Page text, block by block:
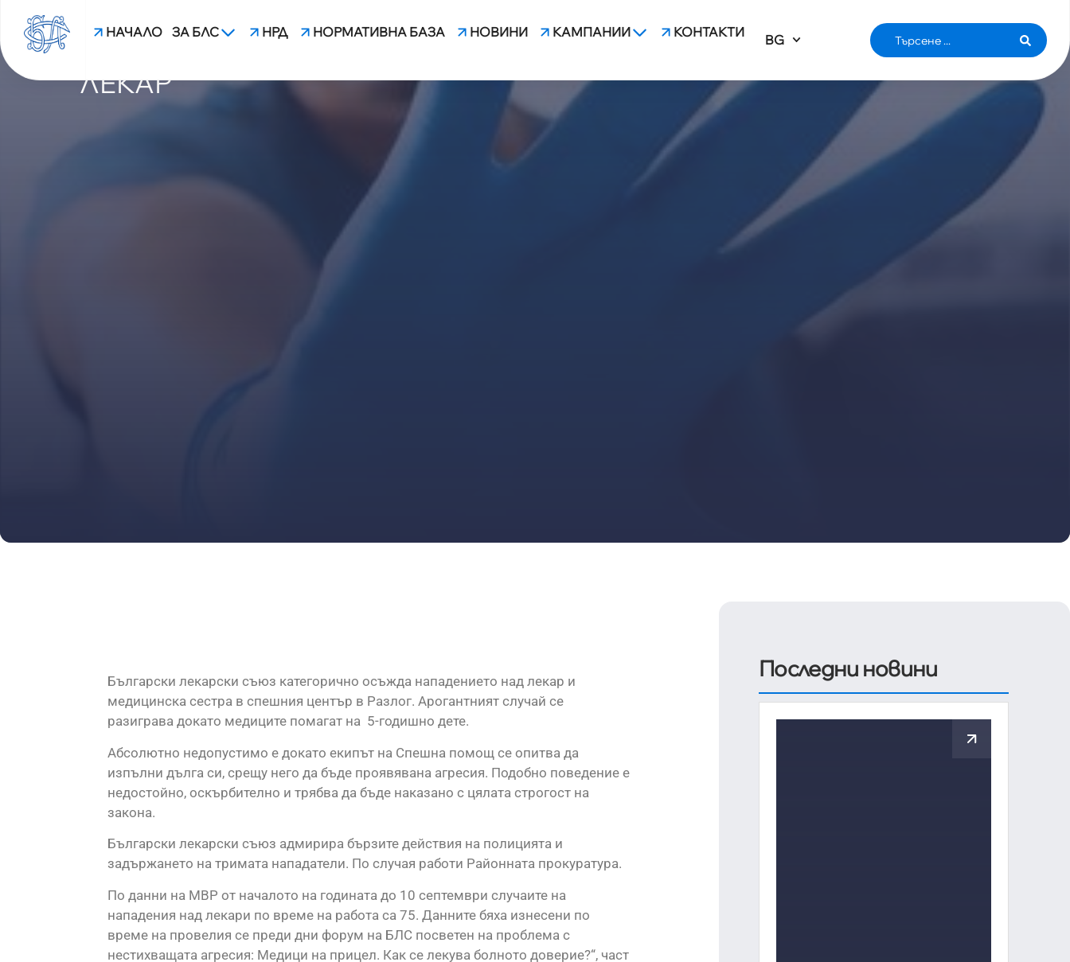
НАЧАЛО ЗА БЛС НРД НОРМАТИВНА БАЗА НОВИНИ КАМПАНИИ КОНТАКТИ BG
БЛС ОСЪЖДА ПОРЕДНИЯ СЛУЧАЙ НА АГРЕСИЯ НАД
ЛЕКАР
Български лекарски съюз категорично осъжда нападението над лекар и
медицинска сестра в спешния център в Разлог. Арогантният случай се
разиграва докато медиците помагат на 5-годишно дете.
Абсолютно недопустимо е докато екипът на Спешна помощ се опитва да
изпълни дълга си, срещу него да бъде проявявана агресия. Подобно поведение е
недостойно, оскърбително и трябва да бъде наказано с цялата строгост на
закона.
Български лекарски съюз адмирира бързите действия на полицията и
задържането на тримата нападатели. По случая работи Районната прокуратура.
По данни на МВР от началото на годината до 10 септември случаите на
нападения над лекари по време на работа са 75. Данните бяха изнесени по
време на провелия се преди дни форум на БЛС посветен на проблема с
нестихващата агресия: Медици на прицел. Как се лекува болното доверие?“, част
Последни новини